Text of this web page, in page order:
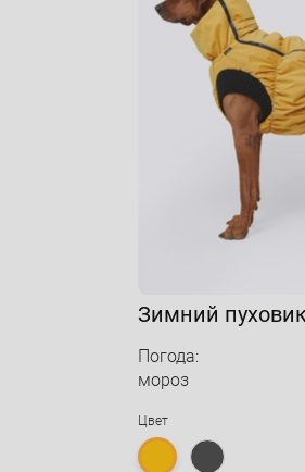
Зимний
Погода:
мороз
Цвет